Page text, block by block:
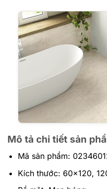
Mô tả chi tiết sản
Mã sản phẩm:
Kích thước: 60×120,